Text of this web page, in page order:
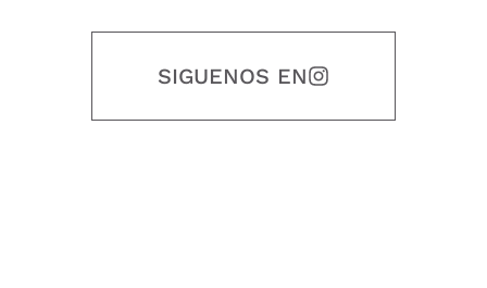
SIGUENOS EN